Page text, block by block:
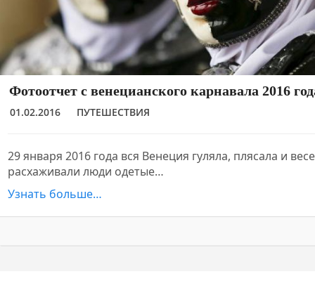
Фотоотчет с венецианского карнавала 2016
01.02.2016 ПУТЕШЕСТВИЯ
29 января 2016 года вся Венеция гуляла, плясала и
расхаживали люди одетые…
Узнать больше…